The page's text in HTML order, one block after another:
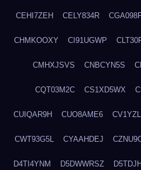
CEHI7ZEH CELY834R
CHMKOOXY CI91UGWP
CMHXJSVS CNBCYN5S
CQT03M2C CS1XD5WX
CUIQAR9H CUO8AME6
CWT93G5L CYAAHDEJ
D4TI4YNM D5DWWRSZ